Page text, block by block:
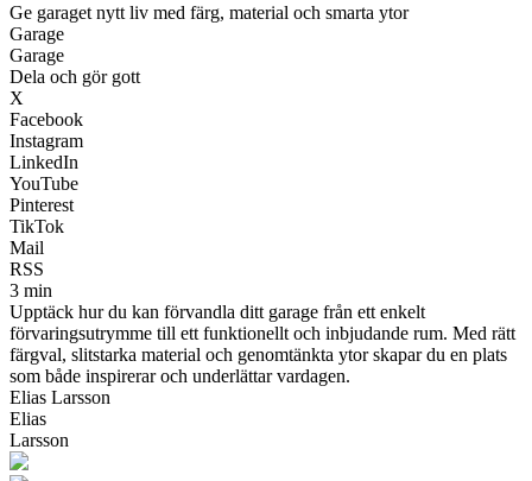
Ge garaget nytt liv med färg, material och smarta ytor
Garage
Garage
Dela och gör gott
X
Facebook
Instagram
LinkedIn
YouTube
Pinterest
TikTok
Mail
RSS
3 min
Upptäck hur du kan förvandla ditt garage från ett enkelt
förvaringsutrymme till ett funktionellt och inbjudande rum. Med rätt
färgval, slitstarka material och genomtänkta ytor skapar du en plats
som både inspirerar och underlättar vardagen.
Elias Larsson
Elias
Larsson